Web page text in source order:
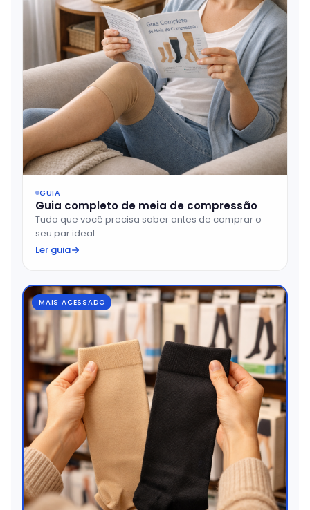
GUIA
Guia completo de meia de compressão
Tudo que você precisa saber antes de comprar o
seu par ideal.
Ler guia